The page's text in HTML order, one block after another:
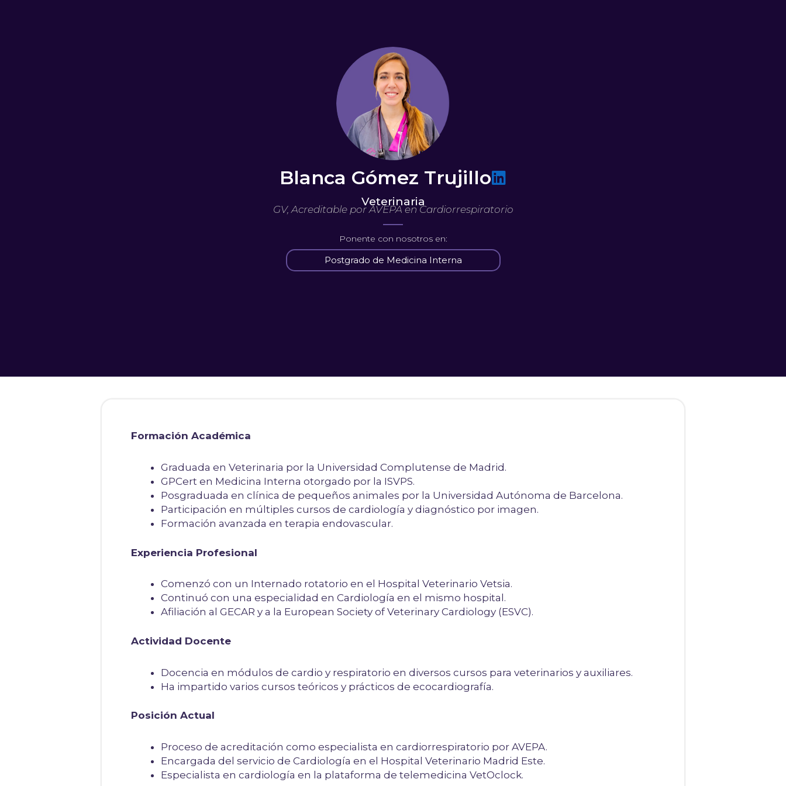
Blanca Gómez Trujillo
Veterinaria
GV, Acreditable por AVEPA en Cardiorrespiratorio
Ponente con nosotros en:
Postgrado de Medicina Interna
Formación Académica
Graduada en Veterinaria por la Universidad Complutense de Madrid.
GPCert en Medicina Interna otorgado por la ISVPS.
Posgraduada en clínica de pequeños animales por la Universidad Autónoma de Barcelona.
Participación en múltiples cursos de cardiología y diagnóstico por imagen.
Formación avanzada en terapia endovascular.
Experiencia Profesional
Comenzó con un Internado rotatorio en el Hospital Veterinario Vetsia.
Continuó con una especialidad en Cardiología en el mismo hospital.
Afiliación al GECAR y a la European Society of Veterinary Cardiology (ESVC).
Actividad Docente
Docencia en módulos de cardio y respiratorio en diversos cursos para veterinarios y auxiliares.
Ha impartido varios cursos teóricos y prácticos de ecocardiografía.
Posición Actual
Proceso de acreditación como especialista en cardiorrespiratorio por AVEPA.
Encargada del servicio de Cardiología en el Hospital Veterinario Madrid Este.
Especialista en cardiología en la plataforma de telemedicina VetOclock.